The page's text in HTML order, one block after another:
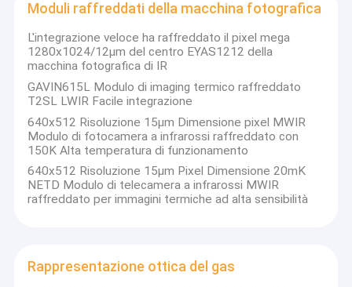
Moduli raffreddati della macchina fotografica
L'integrazione veloce ha raffreddato il pixel mega
1280x1024/12μm del centro EYAS1212 della
macchina fotografica di IR
GAVIN615L Modulo di imaging termico raffreddato
T2SL LWIR Facile integrazione
640x512 Risoluzione 15μm Dimensione pixel MWIR
Modulo di fotocamera a infrarossi raffreddato con
150K Alta temperatura di funzionamento
640x512 Risoluzione 15μm Pixel Dimensione 20mK
NETD Modulo di telecamera a infrarossi MWIR
raffreddato per immagini termiche ad alta sensibilità
Rappresentazione ottica del gas